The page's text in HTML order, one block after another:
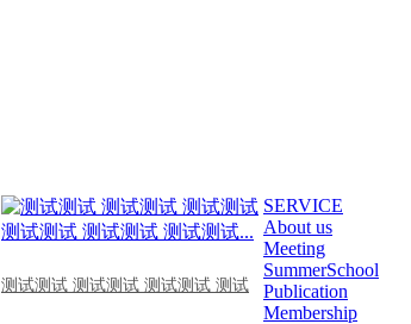
测试测试 测试测试 测试测试 测试
SERVICE
About us
Meeting
SummerSchool
Publication
Membership